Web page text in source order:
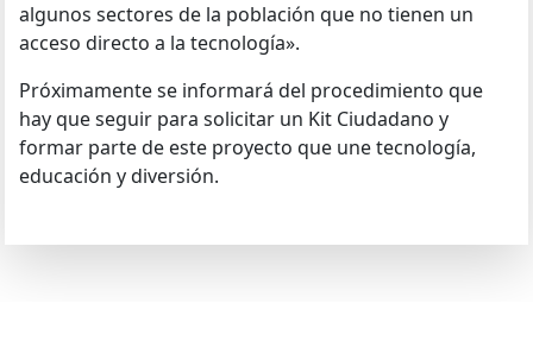
algunos sectores de la población que no tienen un
acceso directo a la tecnología».
Próximamente se informará del procedimiento que
hay que seguir para solicitar un Kit Ciudadano y
formar parte de este proyecto que une tecnología,
educación y diversión.